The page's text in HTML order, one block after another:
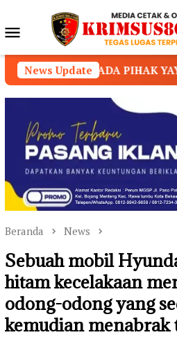
konten Menu
Mobile
News UpdateLURUSKAN ISU
Beranda News
Sebuah mobil
hitam kecelakaan
odong-odong yang
kemudian menabrak